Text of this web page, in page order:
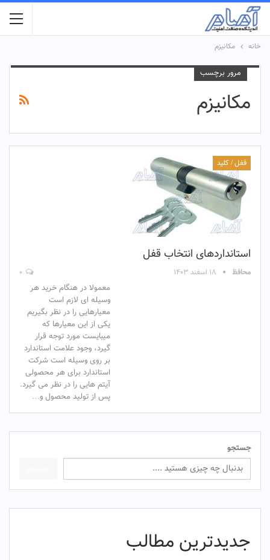
خانه مکانیزم
مرور برچسب
مکانیزم
قفل / کلید
استانداردهای انتخاب قفل
محافظ ۱۸ اسفند ۱۴۰۳
معمولا در هنگام خرید هر
وسیله ای لازم است
معیارهایی را در نظر بگیریم
یکی از این معیارها که
میبایست مورد توجه قرار
گیرد، وجود علامت استاندارد
بر روی وسیله است شرکت
استاندارد برای هر محصولی
آیتم هایی را در نظر می گیرد.
پس از تولید محصول و…
جستجو
جدیدترین مطالب